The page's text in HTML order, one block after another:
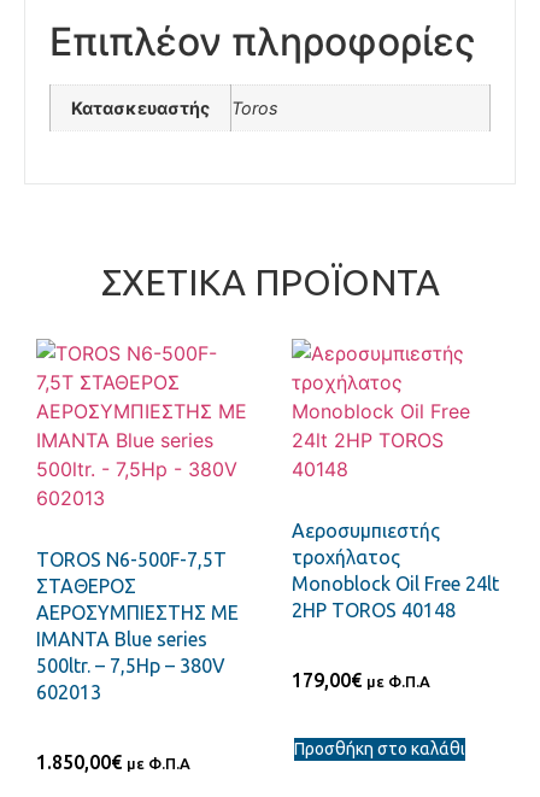
Επιπλέον πληροφορίες
Κατασκευαστής Toros
ΣΧΕΤΙΚΆ ΠΡΟΪΌΝΤΑ
TOROS Ν6-500F-7,5T
ΣΤΑΘΕΡΟΣ
ΑΕΡΟΣΥΜΠΙΕΣΤΗΣ ΜΕ
ΙΜΑΝΤΑ Blue series
500ltr. – 7,5Hp – 380V
602013
1.850,00€ με Φ.Π.Α
Αεροσυμπιεστής
τροχήλατος
Monoblock Oil Free 24lt
2HP TOROS 40148
179,00€ με Φ.Π.Α
Προσθήκη στο καλάθι